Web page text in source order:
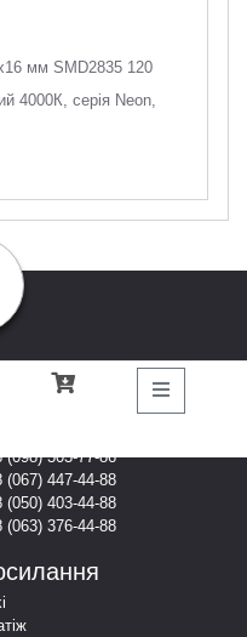
мм SMD2835 120
4000К, серія Neon,
за
(098) 303-77-86
(067) 447-44-88
(050) 403-44-88
(063) 376-44-88